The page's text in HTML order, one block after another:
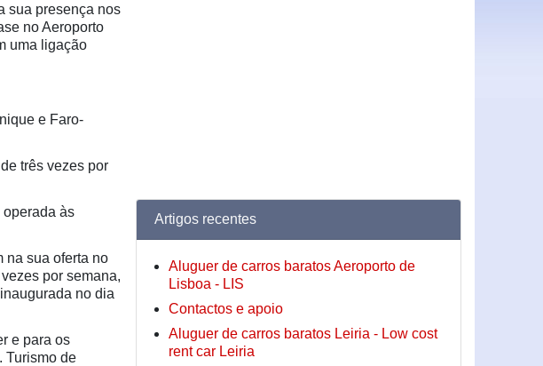
sua presença nos
no Aeroporto
uma ligação
e Faro-
três vezes por
operada às
na sua oferta no
por semana,
no dia
e para os
Turismo de
Artigos recentes
Aluguer de carros baratos Aeroporto de
Lisboa - LIS
Contactos e apoio
Aluguer de carros baratos Leiria - Low cost
rent car Leiria